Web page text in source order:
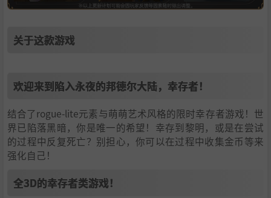
关于这款游戏
欢迎来到陷入永夜的邦德尔大陆，幸存者！
结合了rogue-lite元素与萌萌艺术风格的限时幸存者游戏！世
界已陷落黑暗，你是唯一的希望！幸存到黎明，或是在尝试
的过程中反复死亡？别担心，你可以在过程中收集金币等来
强化自己！
全3D的幸存者类游戏！